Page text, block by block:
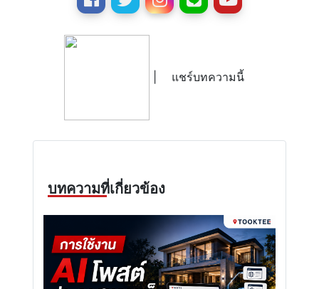
แชร์บทความนี้
บทความที่เกี่ยวข้อง